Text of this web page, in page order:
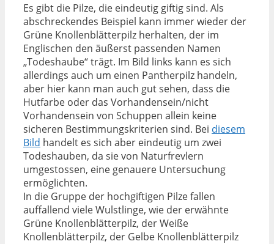
Es gibt die Pilze, die eindeutig giftig sind. Als
abschreckendes Beispiel kann immer wieder der
Grüne Knollenblätterpilz herhalten, der im
Englischen den äußerst passenden Namen
„Todeshaube“ trägt. Im Bild links kann es sich
allerdings auch um einen Pantherpilz handeln,
aber hier kann man auch gut sehen, dass die
Hutfarbe oder das Vorhandensein/nicht
Vorhandensein von Schuppen allein keine
sicheren Bestimmungskriterien sind. Bei diesem
Bild handelt es sich aber eindeutig um zwei
Todeshauben, da sie von Naturfrevlern
umgestossen, eine genauere Untersuchung
ermöglichten.
In die Gruppe der hochgiftigen Pilze fallen
auffallend viele Wulstlinge, wie der erwähnte
Grüne Knollenblätterpilz, der Weiße
Knollenblätterpilz, der Gelbe Knollenblätterpilz